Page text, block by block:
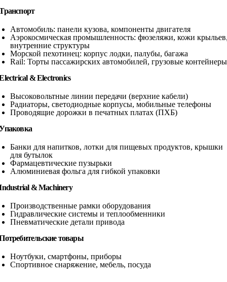
Автомобиль: панели кузова, компоненты двигателя
Аэрокосмическая промышленность: фюзеляжи, кожи
внутренние структуры
Морской пехотинец: корпус лодки, палубы, багажа
Rail: Торты пассажирских автомобилей, грузовые контейнеры
& Electronics
Высоковольтные линии передачи (верхние кабели)
Радиаторы, светодиодные корпусы, мобильные телефоны
Проводящие дорожки в печатных платах (ПХБ)
Банки для напитков, лотки для пищевых продуктов, крышки
для бутылок
Фармацевтические пузырьки
Алюминиевая фольга для гибкой упаковки
& Machinery
Производственные рамки оборудования
Гидравлические системы и теплообменники
Пневматические детали привода
товары
Ноутбуки, смартфоны, приборы
Спортивное снаряжение, мебель, посуда